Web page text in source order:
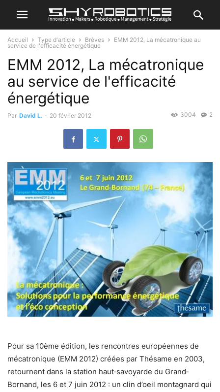
Accueil Type d'article Brèves
EMM 2012, La mécatronique au
service de l'efficacité énergétique
EMM 2012, La mécatronique
au service de l'efficacité
énergétique
Par David L. - 20 février 2012 2
3004
Pour sa 10ème édition, les rencontres européennes de
mécatronique (EMM 2012) créées par Thésame en 2003,
retournent dans la station haut‐savoyarde du Grand‐
Bornand, les 6 et 7 juin 2012 : un clin d’oeil montagnard qui